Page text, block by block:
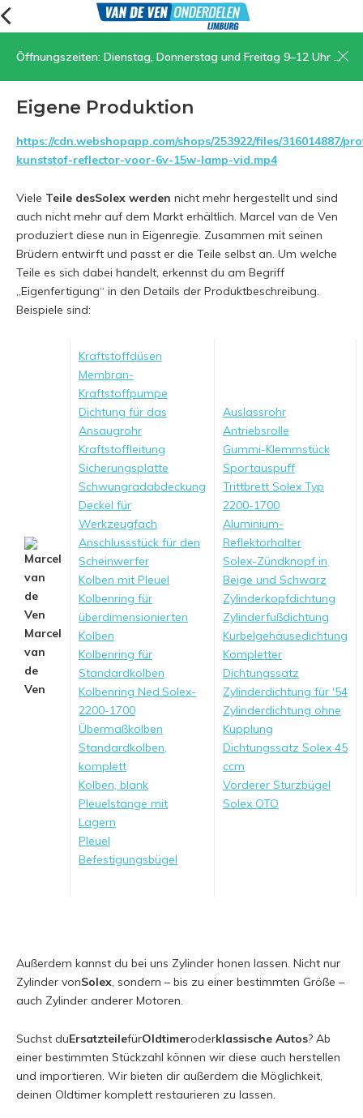
Öffnungszeiten: Dienstag, Donnerstag und Freitag 9–12 Uhr und 13.30–17 Uhr, Samstag 9–12 Uhr
Menu
Eigene Produktion
https://cdn.webshopapp.com/shops/253922/files/316014887/
kunststof-reflector-voor-6v-15w-lamp-vid.mp4
Viele Teile desSolex werden nicht mehr hergestellt und sind
auch nicht mehr auf dem Markt erhältlich. Marcel van de Ven
produziert diese nun in Eigenregie. Zusammen mit seinen
Brüdern entwirft und passt er die Teile selbst an. Um welche
Teile es sich dabei handelt, erkennst du am Begriff
„Eigenfertigung“ in den Details der Produktbeschreibung.
Beispiele sind:
Marcel
van
de
Ven
Kraftstoffdüsen
Membran-
Kraftstoffpumpe
Dichtung für das
Ansaugrohr
Kraftstoffleitung
Sicherungsplatte
Schwungradabdeckung
Deckel für
Werkzeugfach
Anschlussstück für den
Scheinwerfer
Kolben mit Pleuel
Kolbenring für
überdimensionierten
Kolben
Kolbenring für
Standardkolben
Kolbenring Ned.Solex-
2200-1700
Übermaßkolben
Standardkolben,
komplett
Kolben, blank
Pleuelstange mit
Lagern
Pleuel
Befestigungsbügel
Auslassrohr
Antriebsrolle
Gummi-Klemmstück
Sportauspuff
Trittbrett Solex Typ
2200-1700
Aluminium-
Reflektorhalter
Solex-Zündknopf in
Beige und Schwarz
Zylinderkopfdichtung
Zylinderfußdichtung
Kurbelgehäusedichtung
Kompletter
Dichtungssatz
Zylinderdichtung für '54
Zylinderdichtung ohne
Kupplung
Dichtungssatz Solex 45
ccm
Vorderer Sturzbügel
Solex OTO
Außerdem kannst du bei uns Zylinder honen lassen. Nicht nur
Zylinder vonSolex, sondern – bis zu einer bestimmten Größe –
auch Zylinder anderer Motoren.
Suchst duErsatzteilefürOldtimeroderklassische Autos? Ab
einer bestimmten Stückzahl können wir diese auch herstellen
und importieren. Wir bieten dir außerdem die Möglichkeit,
deinen Oldtimer komplett restaurieren zu lassen.